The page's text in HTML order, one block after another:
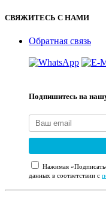
СВЯЖИТЕСЬ С НАМИ
Обратная связь
Подпишитесь на
Нажимая
данных в соответствии с